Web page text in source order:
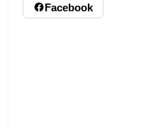
Facebook